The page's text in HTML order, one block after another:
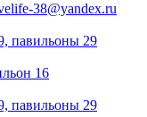
38@yandex.ru
павильоны 29
16
павильоны 29